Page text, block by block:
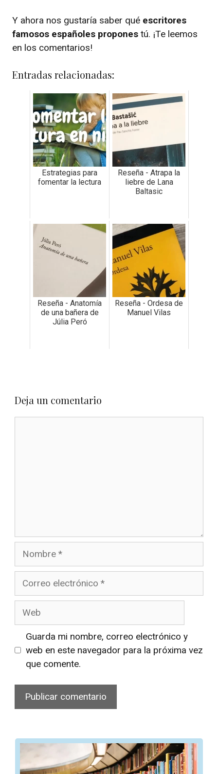
Y ahora nos gustaría saber qué escritores
famosos españoles propones tú. ¡Te leemos
en los comentarios!
Entradas relacionadas:
Estrategias para
fomentar la lectura
Reseña - Atrapa la
liebre de Lana
Baltasic
Reseña - Anatomía
de una bañera de
Júlia Peró
Reseña - Ordesa de
Manuel Vilas
Deja un comentario
Nombre
Correo
Web
Guarda mi nombre, correo electrónico y
web en este navegador para la próxima vez
que comente.